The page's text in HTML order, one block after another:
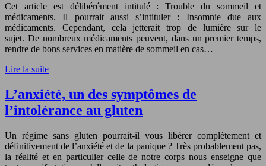
Cet article est délibérément intitulé : Trouble du sommeil et
médicaments. Il pourrait aussi s’intituler : Insomnie due aux
médicaments. Cependant, cela jetterait trop de lumière sur le
sujet. De nombreux médicaments peuvent, dans un premier temps,
rendre de bons services en matière de sommeil en cas…
Lire la suite
L’anxiété, un des symptômes de
l’intolérance au gluten
Un régime sans gluten pourrait-il vous libérer complètement et
définitivement de l’anxiété et de la panique ? Très probablement pas,
la réalité et en particulier celle de notre corps nous enseigne que